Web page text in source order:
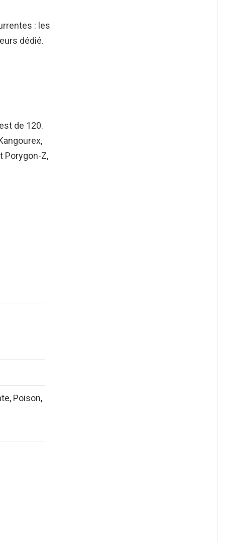
: les
dédié.
de 120.
Porygon-Z,
Poison,